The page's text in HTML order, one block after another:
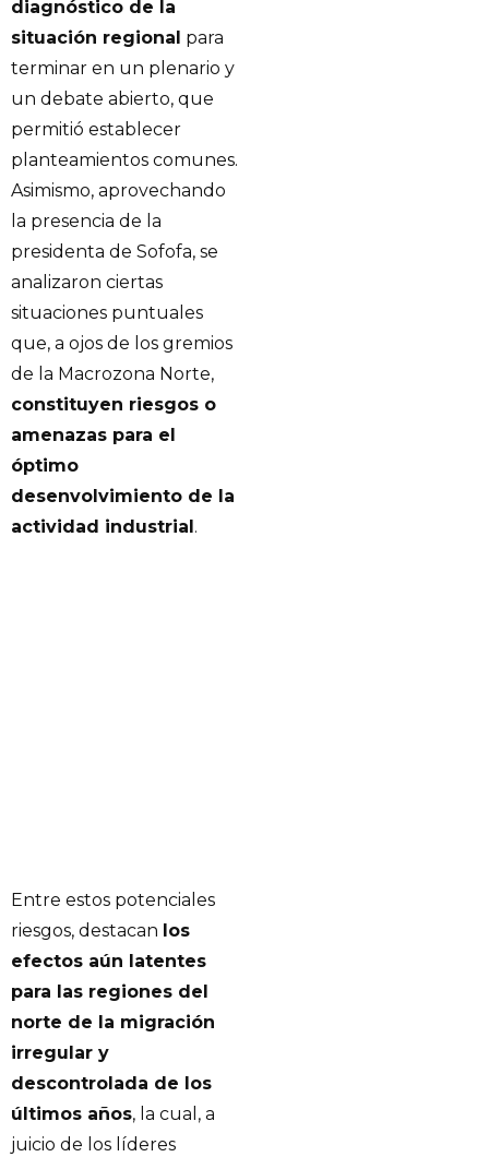
diagnóstico de la
situación regional para
terminar en un plenario y
un debate abierto, que
permitió establecer
planteamientos comunes.
Asimismo, aprovechando
la presencia de la
presidenta de Sofofa, se
analizaron ciertas
situaciones puntuales
que, a ojos de los gremios
de la Macrozona Norte,
constituyen riesgos o
amenazas para el
óptimo
desenvolvimiento de la
actividad industrial.
Entre estos potenciales
riesgos, destacan los
efectos aún latentes
para las regiones del
norte de la migración
irregular y
descontrolada de los
últimos años, la cual, a
juicio de los líderes